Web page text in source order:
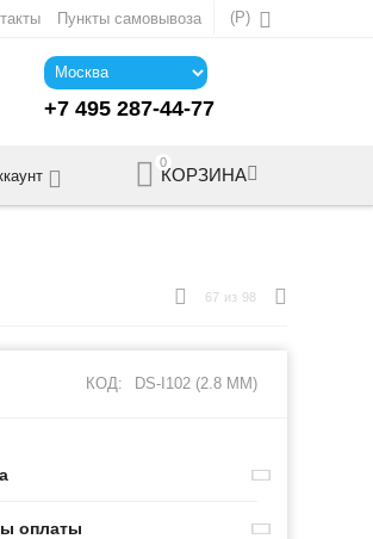
(Р)
Пункты самовывоза
+7 495 287-44-77
0
КОРЗИНА
67 из 98
КОД: DS-I102 (2.8 MM)
оплаты